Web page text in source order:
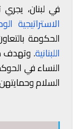
في لبنان، يجري
الاستراتيجية
الحكومة
اللبنانية. وتهدف
النساء في
السلام